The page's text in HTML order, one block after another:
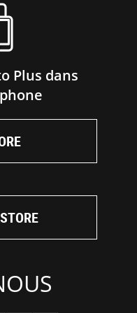
Plus dans